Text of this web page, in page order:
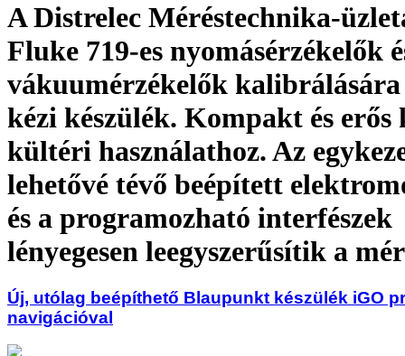
A Distrelec Méréstechnika-
Fluke 719-es nyomásérzékelők
vákuumérzékelők kalibrálására
kézi készülék. Kompakt és
kültéri használathoz. Az
lehetővé tévő beépített
és a programozható interfészek
lényegesen leegyszerűsítik a
Új, utólag beépíthető Blaupunkt készülék iGO
navigációval